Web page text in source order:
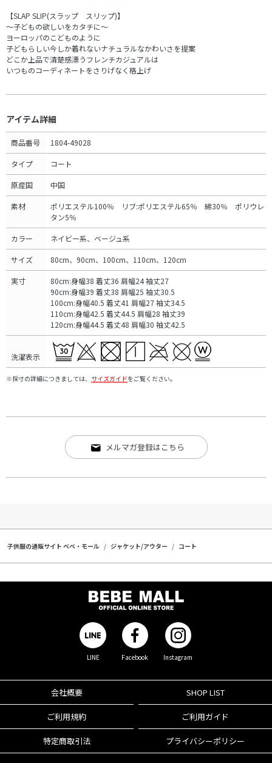
【SLAP SLIP(スラップ スリップ)】
～子どもの欲しいをカタチに～
ヨーロッパのこどものように
子どもらしい今しか着れないナチュラルなかわいさを提案
どこか上品で清楚感漂うフレンチカジュアルは
いつものコーディネートをさりげなく格上げ
アイテム詳細
商品番号 1804-49028
タイプ コート
原産国 中国
素材
ポリエステル100％ リブ:ポリエステル65％ 綿30％ ポリウレ
タン5％
カラー ネイビー系、ベージュ系
サイズ 80cm、90cm、100cm、110cm、120cm
実寸
80cm:身幅38 着丈36 肩幅24 袖丈27
90cm:身幅39 着丈38 肩幅25 袖丈30.5
100cm:身幅40.5 着丈41 肩幅27 袖丈34.5
110cm:身幅42.5 着丈44.5 肩幅28 袖丈39
120cm:身幅44.5 着丈48 肩幅30 袖丈42.5
洗濯表示
※採寸の詳細につきましては、 サイズガイドをご覧ください。
メルマガ登録はこちら
子供服の通販サイト ベベ・モール ジャケット/アウター コート
LINE Facebook Instagram
会社概要 SHOP LIST
ご利用規約 ご利用ガイド
特定商取引法 プライバシーポリシー